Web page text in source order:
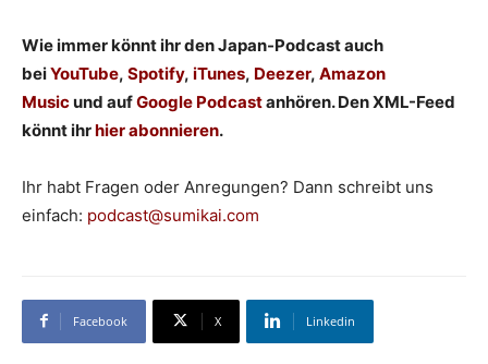
Wie immer könnt ihr den Japan-Podcast auch
beiYouTube, Spotify, iTunes, Deezer, Amazon
Musicund aufGoogle Podcastanhören. Den XML-Feed
könnt ihrhier abonnieren.
Ihr habt Fragen oder Anregungen? Dann schreibt uns
einfach: podcast@sumikai.com
Facebook X Linkedin